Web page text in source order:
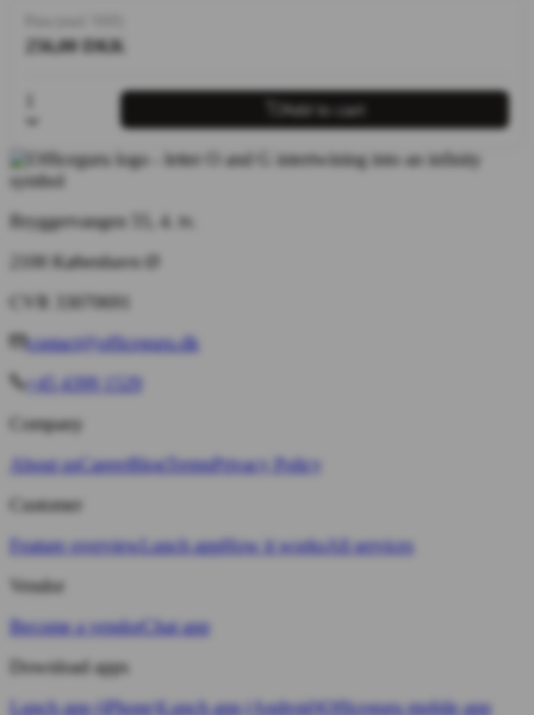
256,00 DKK
Add to cart
Bryggervangen 55, 4. tv.
2100 København Ø
CVR 33070691
contact@officeguru.dk
+45 4399 1529
Company
About usCareerBlog TermsPrivacy Policy
Customer
Feature overviewLunch appHow it worksAll services
Vendor
Become a vendorChat app
Download apps
Lunch app (iPhone)Lunch app (Android)Officeguru mobile app